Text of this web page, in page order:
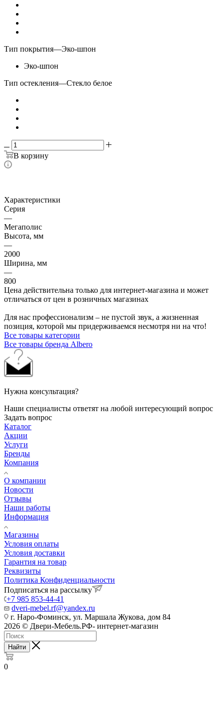
Тип покрытия—Эко-шпон
Эко-шпон
Тип остекления—Стекло белое
В корзину
Характеристики
Серия
—
Мегаполис
Высота, мм
—
2000
Ширина, мм
—
800
Цена действительна только для интернет-магазина и может
отличаться от цен в розничных магазинах
Для нас профессионализм – не пустой звук, а жизненная
позиция, которой мы придерживаемся несмотря ни на что!
Все товары категории
Все товары бренда Albero
Нужна консультация?
Наши специалисты ответят на любой интересующий вопрос
Задать вопрос
Каталог
Акции
Услуги
Бренды
Компания
О компании
Новости
Отзывы
Наши работы
Информация
Магазины
Условия оплаты
Условия доставки
Гарантия на товар
Реквизиты
Политика Конфиденциальности
Подписаться на рассылку
+7 985 853-44-41
dveri-mebel.rf@yandex.ru
г. Наро-Фоминск, ул. Маршала Жукова, дом 84
2026 © Двери-Мебель.РФ- интернет-магазин
Найти
0